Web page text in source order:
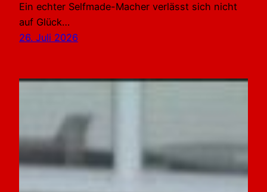
Ein echter Selfmade-Macher verlässt sich nicht
auf Glück…
26. Juli 2026